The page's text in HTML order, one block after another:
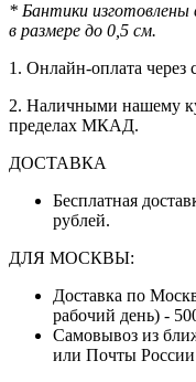
* Бантики изготовлены
в размере до 0,5 см.
1. Онлайн-оплата
2. Наличными нашему
пределах МКАД.
ДОСТАВКА
Бесплатная
рублей.
ДЛЯ МОСКВЫ:
Доставка по
рабочий день) -
Самовывоз из
или Почты России